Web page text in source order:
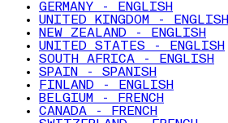
GERMANY - ENGLISH
UNITED KINGDOM - ENGLISH
NEW ZEALAND - ENGLISH
UNITED STATES - ENGLISH
SOUTH AFRICA - ENGLISH
SPAIN - SPANISH
FINLAND - ENGLISH
BELGIUM - FRENCH
CANADA - FRENCH